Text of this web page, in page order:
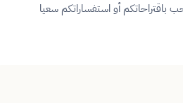
باقتراحاتكم أو استفساراتكم سعيا